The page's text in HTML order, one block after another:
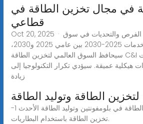
في مجال تخزين الطاقة في
قطاعي
Oct 20, 2025 · التوقعات المستقبلية: الفرص والتحديات في سوق
تخزين السلع والخدمات 2025-2030 بين عامي 2025 و2030،
سيحافظ السوق العالمي لتخزين الطاقة C&I على نمو سريع في الوقت
هيكلية عميقة. سيؤدي تكرار التكنولوجيا إلى
زيادة
الطاقة وتوليد الطاقة
سياسة أولوية تخزين الطاقة في بلومفونتين وتوليد الطاقة الأحدث 1-
تخزين الطاقة باستخدام البطاريات.